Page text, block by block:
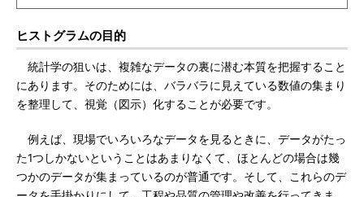
ヒストグラムの目的
統計学の狙いは、複雑なデータの裏に潜む本質を把握すること
にあります。そのためには、バラバラに見えている数値の集まり
を整理して、視覚（図示）化することが必要です。
例えば、現場でいろいろなデータを見るときに、データがたっ
た1つしかないということはあまりなくて、ほとんどの場合は幾
つかのデータが集まっているのが普通です。そして、これらのデ